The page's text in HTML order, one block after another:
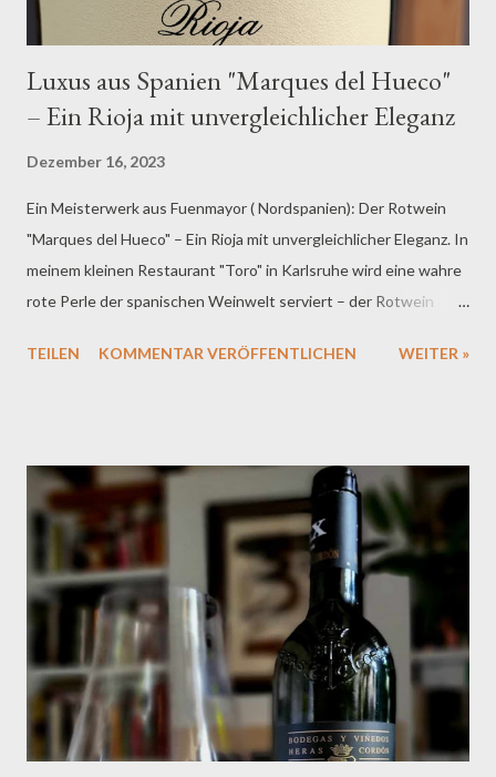
Luxus aus Spanien "Marques del Hueco"
– Ein Rioja mit unvergleichlicher Eleganz
Dezember 16, 2023
Ein Meisterwerk aus Fuenmayor ( Nordspanien): Der Rotwein
"Marques del Hueco" – Ein Rioja mit unvergleichlicher Eleganz. In
meinem kleinen Restaurant "Toro" in Karlsruhe wird eine wahre
rote Perle der spanischen Weinwelt serviert – der Rotwein
Toro sind sehr angetan von der unvergleichlichen Eleganz und
von roten und dunklen Beeren. Doch das ist noch nicht alles –
die subtilen Nuancen von Tabak und ein Hauch Vanille verleihen
diesem Wein eine zusätzliche Raffinesse, die ihn zu einem
wahrhaft besonderen Erlebnis macht. Das Gute hat natürlich
seinen Preis. Für eine Marques del Hueco Flasche darf man ruhig
bis zu etwa 39 Euro zahlen. Der Start liegt bei etwa 10 bis 12
Euro. Je na Jahrgang und Verarbeitung. Am Gaumen entfalte...
TEILEN KOMMENTAR VERÖFFENTLICHEN WEITER »